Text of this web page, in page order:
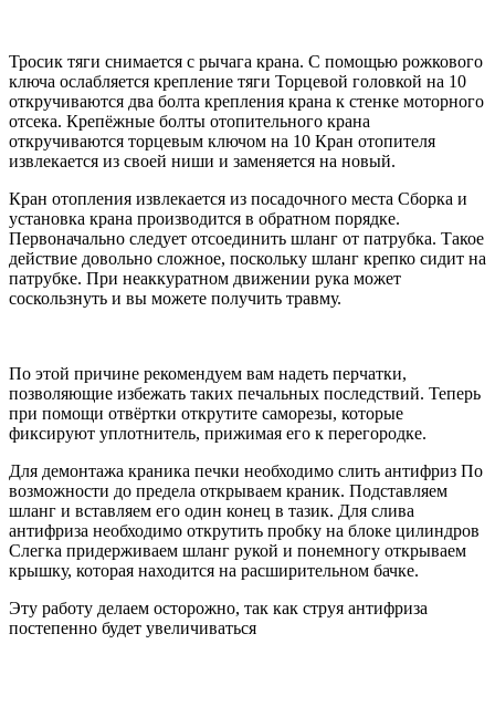
Тросик тяги снимается с рычага крана. С помощью рожкового
ключа ослабляется крепление тяги Торцевой головкой на 10
откручиваются два болта крепления крана к стенке моторного
отсека. Крепёжные болты отопительного крана
откручиваются торцевым ключом на 10 Кран отопителя
извлекается из своей ниши и заменяется на новый.
Кран отопления извлекается из посадочного места Сборка и
установка крана производится в обратном порядке.
Первоначально следует отсоединить шланг от патрубка. Такое
действие довольно сложное, поскольку шланг крепко сидит на
патрубке. При неаккуратном движении рука может
соскользнуть и вы можете получить травму.
По этой причине рекомендуем вам надеть перчатки,
позволяющие избежать таких печальных последствий. Теперь
при помощи отвёртки открутите саморезы, которые
фиксируют уплотнитель, прижимая его к перегородке.
Для демонтажа краника печки необходимо слить антифриз По
возможности до предела открываем краник. Подставляем
шланг и вставляем его один конец в тазик. Для слива
антифриза необходимо открутить пробку на блоке цилиндров
Слегка придерживаем шланг рукой и понемногу открываем
крышку, которая находится на расширительном бачке.
Эту работу делаем осторожно, так как струя антифриза
постепенно будет увеличиваться